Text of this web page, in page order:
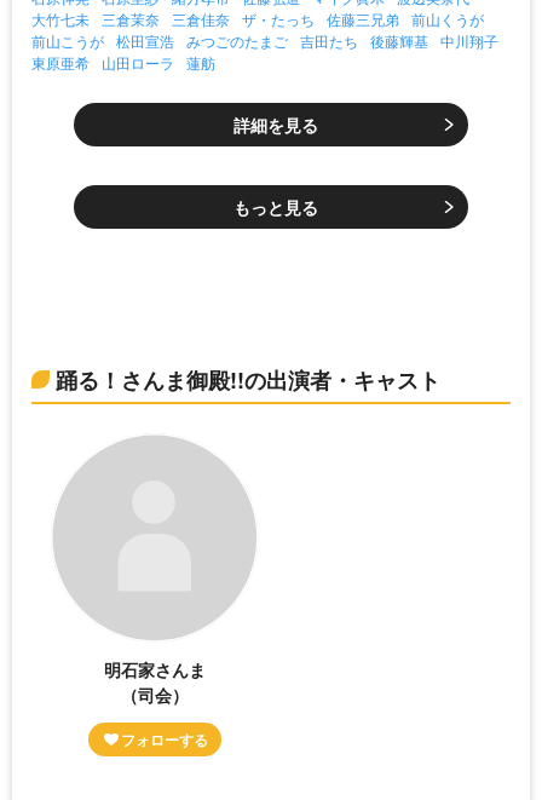
大竹七未
三倉茉奈 三倉佳奈 ザ・たっち 佐藤三兄弟 前山くうが
前山こうが 松田宣浩 みつごのたまご 吉田たち 後藤輝基 中川翔子
東原亜希
山田ローラ 蓮舫
詳細を見る
もっと見る
踊る！さんま御殿!!の出演者・キャスト
明石家さんま
（司会）